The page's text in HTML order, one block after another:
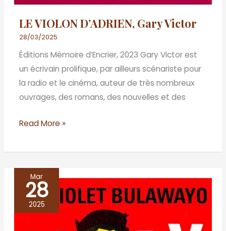
LE VIOLON D’ADRIEN, Gary Victor
28/03/2025
Éditions Mémoire d’Encrier, 2023 Gary Victor est
un écrivain prolifique, par ailleurs scénariste pour
la radio et le cinéma, auteur de très nombreux
ouvrages, des romans, des nouvelles et des
Read More »
Mar
28
2025
GLORY,
NoViolet